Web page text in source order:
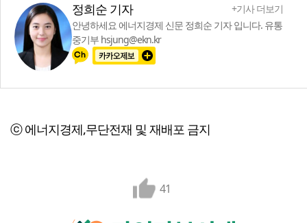
정희순 기자
+기사 더보기
안녕하세요 에너지경제 신문 정희순 기자 입니다. 유통
중기부 hsjung@ekn.kr
ⓒ 에너지경제,무단전재 및 재배포 금지
41